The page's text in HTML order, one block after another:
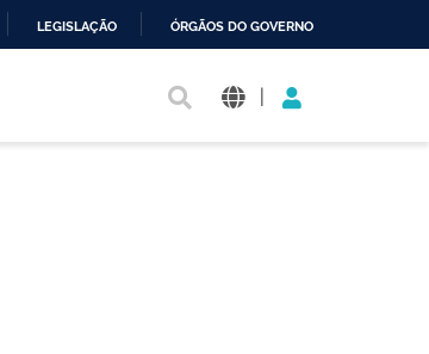
LEGISLAÇÃO ÓRGÃOS DO GOVERNO
|